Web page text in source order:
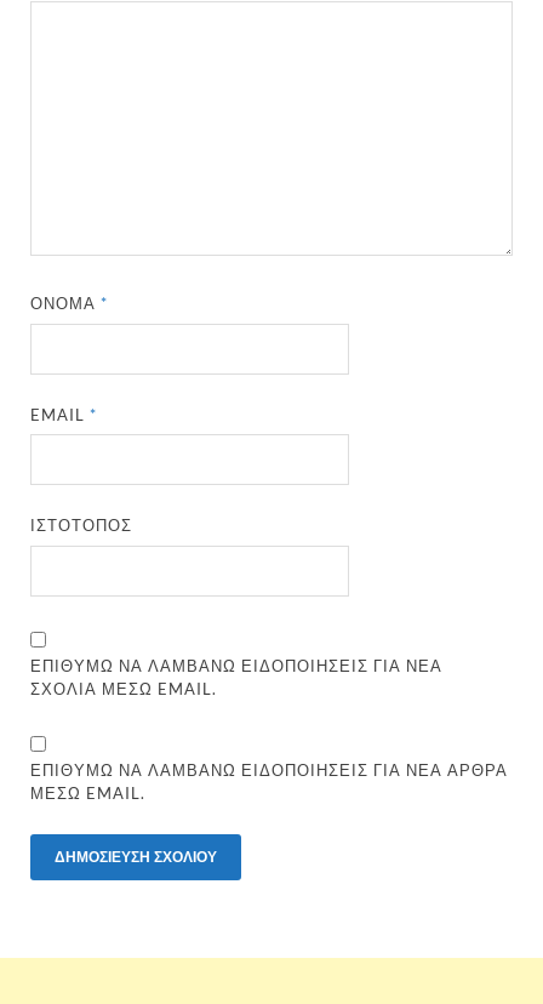
ΌΝΟΜΑ*
EMAIL*
ΙΣΤΌΤΟΠΟΣ
ΕΠΙΘΥΜΏ ΝΑ ΛΑΜΒΆΝΩ ΕΙΔΟΠΟΙΉΣΕΙΣ ΓΙΑ ΝΈΑ
ΣΧΌΛΙΑ ΜΈΣΩ EMAIL.
ΕΠΙΘΥΜΏ ΝΑ ΛΑΜΒΆΝΩ ΕΙΔΟΠΟΙΉΣΕΙΣ ΓΙΑ ΝΈΑ ΆΡΘΡΑ
ΜΈΣΩ EMAIL.